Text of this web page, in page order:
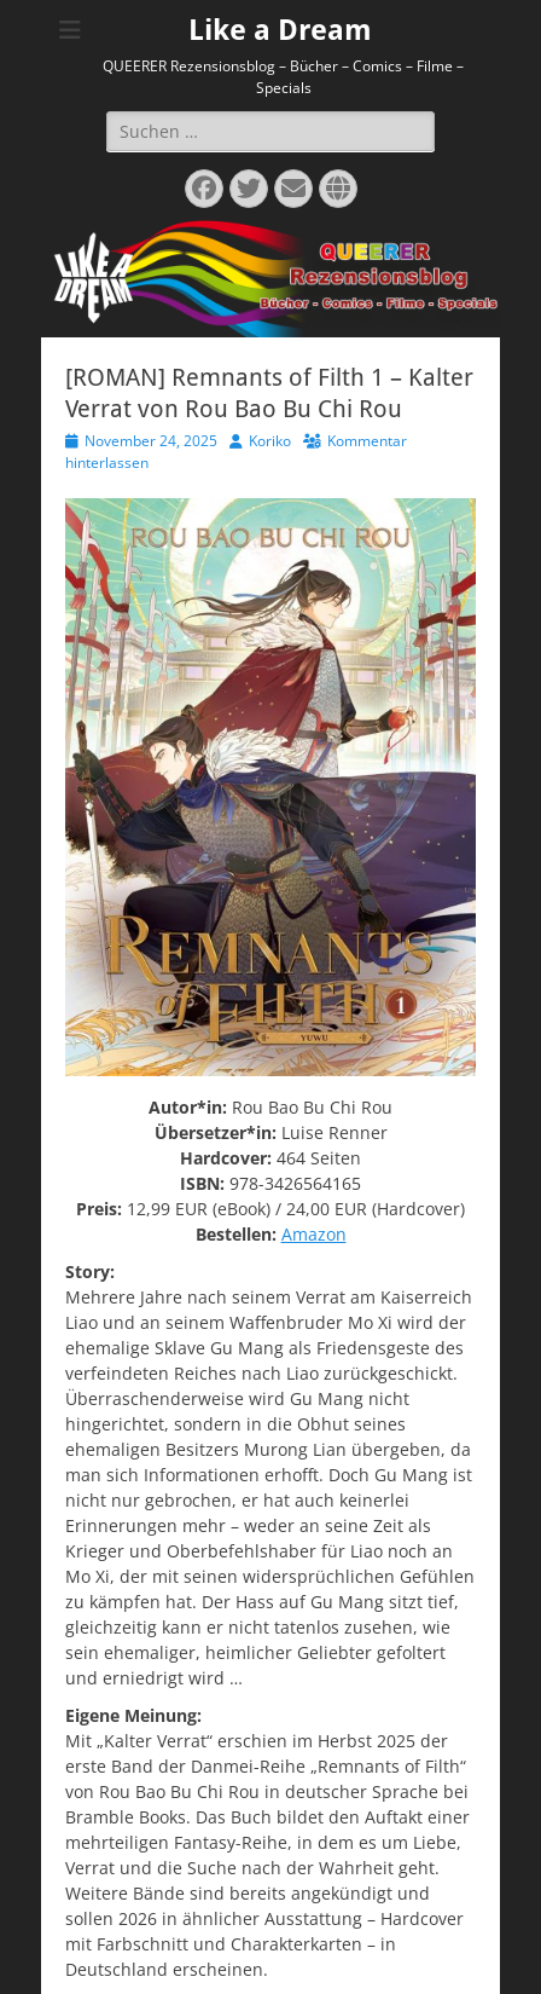
Like a Dream
QUEERER Rezensionsblog – Bücher – Comics – Filme –
Specials
Suchen
nach:
Facebook
Twitter
E-
Mail
Website
[ROMAN] Remnants of Filth 1 – Kalter
Verrat von Rou Bao Bu Chi Rou
Veröffentlicht
am
November 24, 2025 AutorKoriko
Kommentar
hinterlassen
Autor*in: Rou Bao Bu Chi Rou
Übersetzer*in: Luise Renner
Hardcover: 464 Seiten
ISBN: 978-3426564165
Preis: 12,99 EUR (eBook) / 24,00 EUR (Hardcover)
Bestellen: Amazon
Story:
Mehrere Jahre nach seinem Verrat am Kaiserreich
Liao und an seinem Waffenbruder Mo Xi wird der
ehemalige Sklave Gu Mang als Friedensgeste des
verfeindeten Reiches nach Liao zurückgeschickt.
Überraschenderweise wird Gu Mang nicht
hingerichtet, sondern in die Obhut seines
ehemaligen Besitzers Murong Lian übergeben, da
man sich Informationen erhofft. Doch Gu Mang ist
nicht nur gebrochen, er hat auch keinerlei
Erinnerungen mehr – weder an seine Zeit als
Krieger und Oberbefehlshaber für Liao noch an
Mo Xi, der mit seinen widersprüchlichen Gefühlen
zu kämpfen hat. Der Hass auf Gu Mang sitzt tief,
gleichzeitig kann er nicht tatenlos zusehen, wie
sein ehemaliger, heimlicher Geliebter gefoltert
und erniedrigt wird …
Eigene Meinung:
Mit „Kalter Verrat“ erschien im Herbst 2025 der
erste Band der Danmei-Reihe „Remnants of Filth“
von Rou Bao Bu Chi Rou in deutscher Sprache bei
Bramble Books. Das Buch bildet den Auftakt einer
mehrteiligen Fantasy-Reihe, in dem es um Liebe,
Verrat und die Suche nach der Wahrheit geht.
Weitere Bände sind bereits angekündigt und
sollen 2026 in ähnlicher Ausstattung – Hardcover
mit Farbschnitt und Charakterkarten – in
Deutschland erscheinen.